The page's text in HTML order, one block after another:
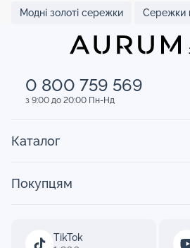
Модні золоті сережки Сережки
0 800 759 569
з 9:00 до 20:00 Пн-Нд
TikTok
Каталог
Покупцям